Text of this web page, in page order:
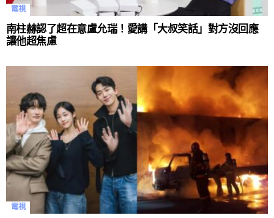
電視
南柱赫認了超在意盧允瑞！愛講「大叔笑話」對方沒回應
讓他超焦慮
電視